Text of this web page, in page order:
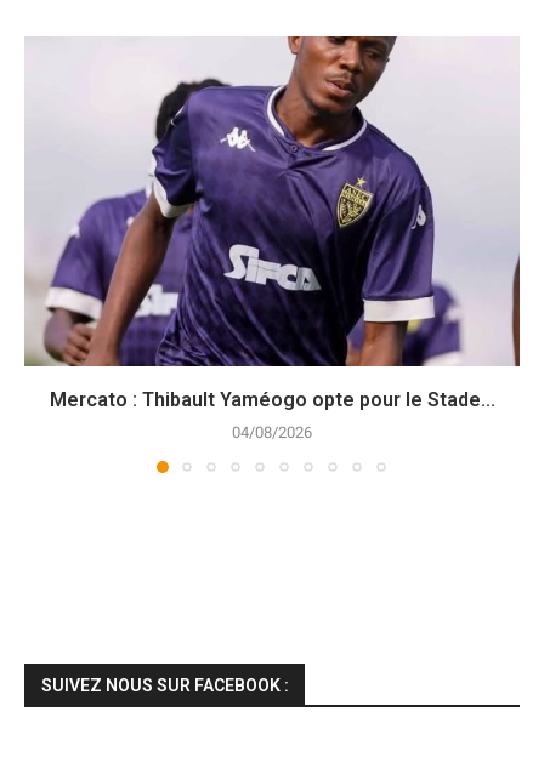
Mercato : Thibault Yaméogo opte pour le Stade...
04/08/2026
SUIVEZ NOUS SUR FACEBOOK :